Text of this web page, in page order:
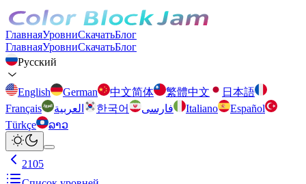
ГлавнаяУровниСкачатьБлог
ГлавнаяУровниСкачатьБлог
Русский
English German 中文简体 繁體中文
日本語
Français
العربية 한국어 فارسی Italiano
Español
Türkçe
ລາວ
2105